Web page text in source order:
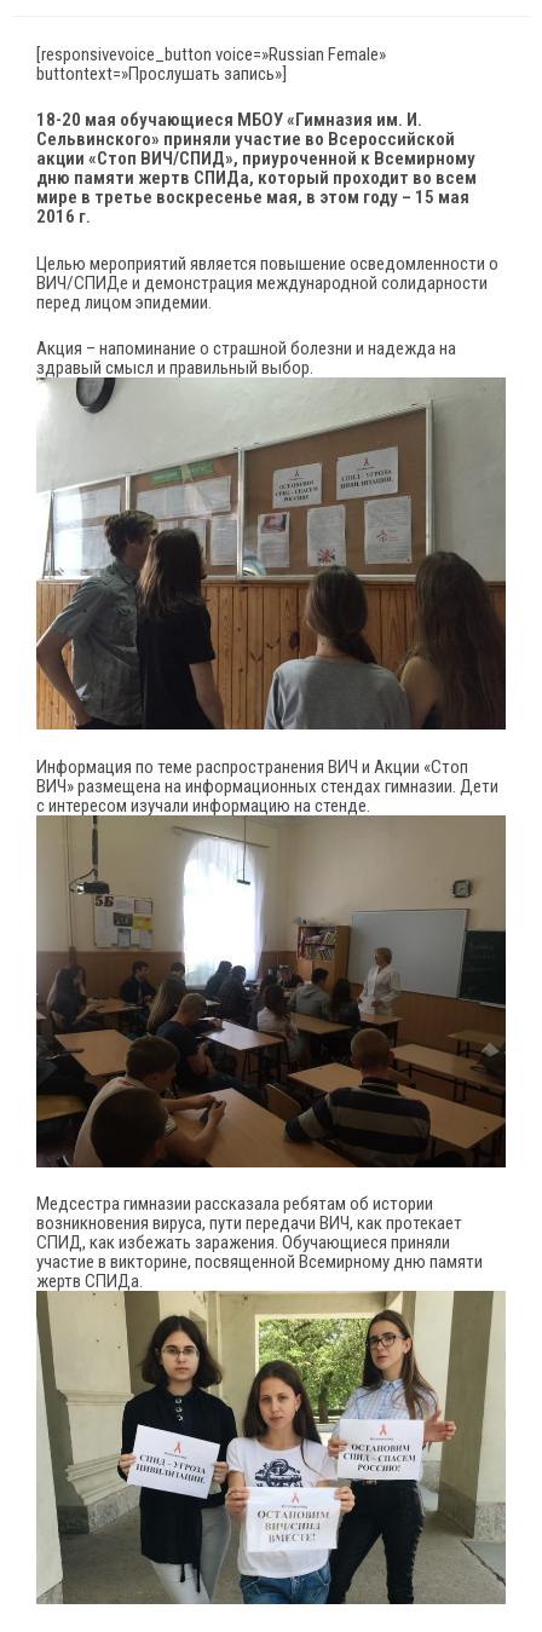
[responsivevoice_button voice=»Russian Female»
buttontext=»Прослушать запись»]
18-20 мая обучающиеся МБОУ «Гимназия им. И.
Сельвинского» приняли участие во Всероссийской
акции «Стоп ВИЧ/СПИД», приуроченной к Всемирному
дню памяти жертв СПИДа, который проходит во всем
мире в третье воскресенье мая, в этом году – 15 мая
2016 г.
Целью мероприятий является повышение осведомленности о
ВИЧ/СПИДе и демонстрация международной солидарности
перед лицом эпидемии.
Акция – напоминание о страшной болезни и надежда на
здравый смысл и правильный выбор.
Информация по теме распространения ВИЧ и Акции «Стоп
ВИЧ» размещена на информационных стендах гимназии. Дети
с интересом изучали информацию на стенде.
Медсестра гимназии рассказала ребятам об истории
возникновения вируса, пути передачи ВИЧ, как протекает
СПИД, как избежать заражения. Обучающиеся приняли
участие в викторине, посвященной Всемирному дню памяти
жертв СПИДа.